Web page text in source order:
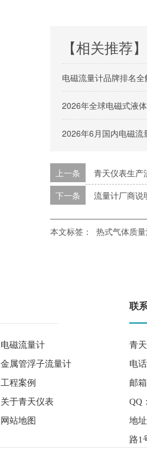
【相关推荐】
电磁流量计品牌排名
2026年全球电磁式液
2026年6月国内电磁流
上一条
青天仪表生产
下一条 流量计厂商说
本文标签： 热式气体质
电磁流量计
金属管浮子流量计
工程案例
关于青天仪表
网站地图
联
青
电
邮
QQ
地
路1